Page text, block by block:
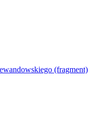
(fragment)